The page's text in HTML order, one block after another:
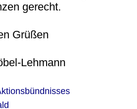
gerecht.
Grüßen
Lehmann